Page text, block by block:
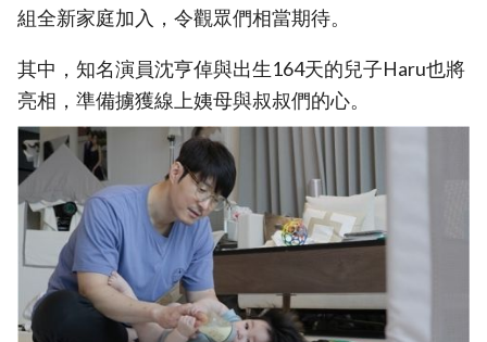
組全新家庭加入，令觀眾們相當期待。
其中，知名演員沈亨倬與出生164天的兒子Haru也將
亮相，準備擄獲線上姨母與叔叔們的心。